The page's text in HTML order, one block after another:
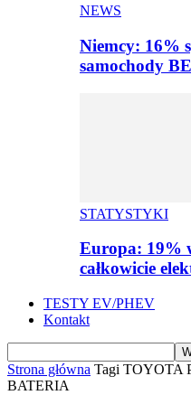
NEWS
Niemcy: 16%
samochody
STATYSTYKI
Europa: 19%
całkowicie
TESTY EV/PHEV
Kontakt
Strona główna Tagi TOYOTA
BATERIA